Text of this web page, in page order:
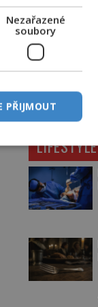
LIFESTYLE
Nezařazené
soubory
PŘIJMOUT